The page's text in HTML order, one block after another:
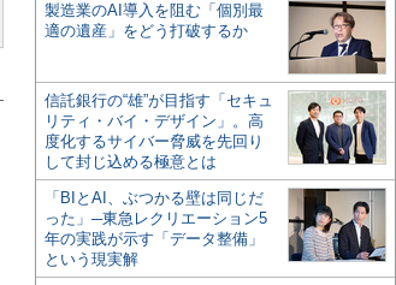
製造業のAI導入を阻む「個別最
適の遺産」をどう打破するか
信託銀行の“雄”が目指す「セキュ
リティ・バイ・デザイン」。高
度化するサイバー脅威を先回り
して封じ込める極意とは
「BIとAI、ぶつかる壁は同じだ
った」─東急レクリエーション5
年の実践が示す「データ整備」
という現実解